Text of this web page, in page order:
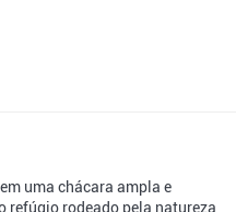
uma chácara ampla e
refúgio rodeado pela natureza,